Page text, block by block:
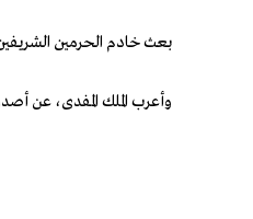
بعث خادم الحرمين
وأعرب الملك المفدى، عن